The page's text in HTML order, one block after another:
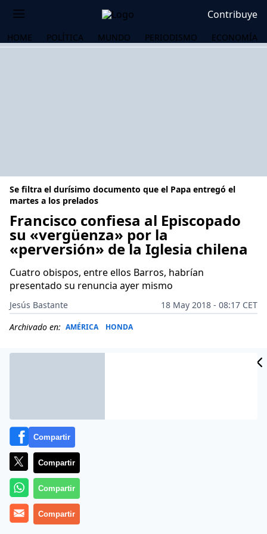
Contribuye
HOME POLÍTICA MUNDO PERIODISMO ECONOMÍA
Se filtra el durísimo documento que el Papa entregó el
martes a los prelados
Francisco confiesa al Episcopado
su «vergüenza» por la
«perversión» de la Iglesia chilena
Cuatro obispos, entre ellos Barros, habrían
presentado su renuncia ayer mismo
Jesús Bastante
18 May 2018 - 08:17 CET
Archivado en: AMÉRICA HONDA
J. B./Agencias).- «
Compartir
Compartir
Compartir
Compartir